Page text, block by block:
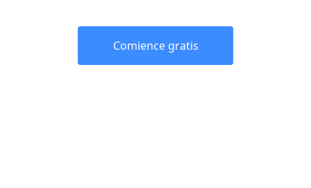
Comience gratis